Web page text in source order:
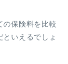
の保険料を比較
いえるでしょ